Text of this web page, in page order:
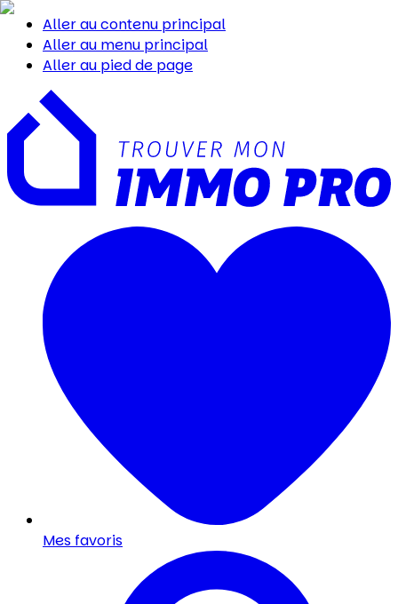
Aller au contenu principal
Aller au menu principal
Aller au pied de page
Mes favoris